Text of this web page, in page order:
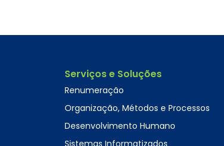
Serviços e Soluções
Renumeração
Organização, Métodos e Processos
Desenvolvimento Humano
Sistemas Informatizados